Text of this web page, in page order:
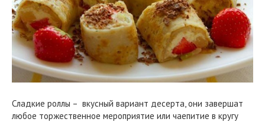
Сладкие роллы – вкусный вариант десерта, они завершат
любое торжественное мероприятие или чаепитие в кругу